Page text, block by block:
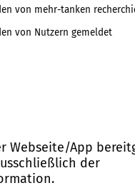
von mehr-tanken
von Nutzern gemeldet
Webseite/App
der